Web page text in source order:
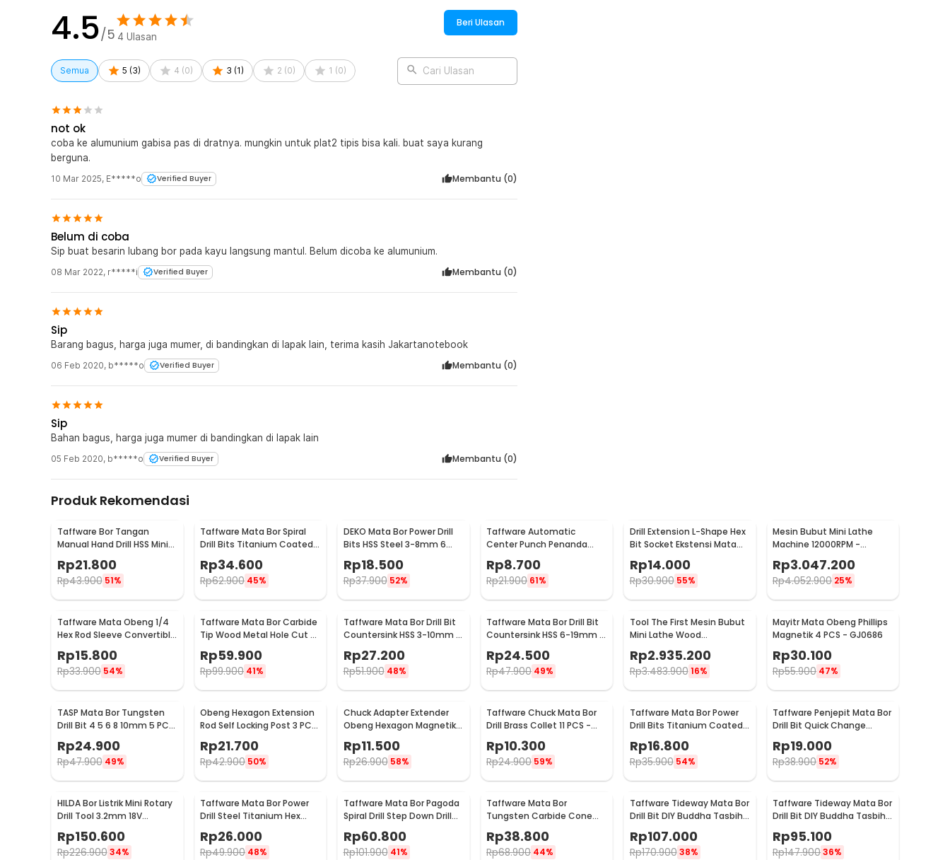
4.5/5 4 Ulasan
Beri Ulasan
Semua 5 (3) 4 (0) 3 (1) 2 (0) 1 (0) Cari Ulasan
not ok
coba ke alumunium gabisa pas di dratnya. mungkin untuk plat2 tipis bisa kali. buat saya kurang
berguna.
10 Mar 2025, E*****o Verified Buyer Membantu (0)
Belum di coba
Sip buat besarin lubang bor pada kayu langsung mantul. Belum dicoba ke alumunium.
08 Mar 2022, r*****i Verified Buyer Membantu (0)
Sip
Barang bagus, harga juga mumer, di bandingkan di lapak lain, terima kasih Jakartanotebook
06 Feb 2020, b*****o Verified Buyer Membantu (0)
Sip
Bahan bagus, harga juga mumer di bandingkan di lapak lain
05 Feb 2020, b*****o Verified Buyer Membantu (0)
Produk Rekomendasi
Taffware Bor Tangan
Manual Hand Drill HSS Mini
dengan 10 Mata Bor - 3003
Rp21.800
Rp43.900 51%
Taffware Mata Bor Spiral
Drill Bits Titanium Coated 3
Rp34.600
Rp62.900 45%
DEKO Mata Bor Power Drill
Bits HSS Steel 3-8mm 6
PCS - DW1369
Rp18.500
Rp37.900 52%
Taffware Automatic
Center Punch Penanda
Titik Bor
Rp8.700
Rp21.900 61%
Drill Extension L-Shape Hex
Bit Socket Ekstensi Mata
Rp14.000
Rp30.900 55%
Mesin Bubut Mini Lathe
Machine 12000RPM -
TZ20002MR
Rp3.047.200
Rp4.052.900 25%
Taffware Mata Obeng 1/4
Hex Rod Sleeve Convertible
Joints 8 PCS
Rp15.800
Rp33.900 54%
Taffware Mata Bor Carbide
Tip Wood Metal Hole Cut 5
Rp59.900
Rp99.900 41%
Taffware Mata Bor Drill Bit
Countersink HSS 3-10mm 7
Rp27.200
Rp51.900 48%
Taffware Mata Bor Drill Bit
Countersink HSS 6-19mm 6
Rp24.500
Rp47.900 49%
Tool The First Mesin Bubut
Mini Lathe Wood
Metalworking 60W -
TZ20002MG
Rp2.935.200
Rp3.483.900 16%
Mayitr Mata Obeng Phillips
Magnetik 4 PCS - GJ0686
Rp30.100
Rp55.900 47%
TASP Mata Bor Tungsten
Drill Bit 4 5 6 8 10mm 5 PCS
Rp24.900
Rp47.900 49%
Obeng Hexagon Extension
Rod Self Locking Post 3 PCS
Rp21.700
Rp42.900 50%
Chuck Adapter Extender
Obeng Hexagon Magnetik
Rp11.500
Rp26.900 58%
Taffware Chuck Mata Bor
Drill Brass Collet 11 PCS -
Rp10.300
Rp24.900 59%
Taffware Mata Bor Power
Drill Bits Titanium Coated
50 PCS - DW1361
Rp16.800
Rp35.900 54%
Taffware Penjepit Mata Bor
Drill Bit Quick Change
Rp19.000
Rp38.900 52%
HILDA Bor Listrik Mini Rotary
Drill Tool 3.2mm 18V
18000RPM - JD5202
Rp150.600
Rp226.900 34%
Taffware Mata Bor Power
Drill Steel Titanium Hex
Shank 13 PCS - SV-VDB13
Rp26.000
Rp49.900 48%
Taffware Mata Bor Pagoda
Spiral Drill Step Down Drill
Bit Tipe 2 5 PCS - BIHH463A
Rp60.800
Rp101.900 41%
Taffware Mata Bor
Tungsten Carbide Cone
Spiral Bits 10 PCS - GJ0106
Rp38.800
Rp68.900 44%
Taffware Tideway Mata Bor
Drill Bit DIY Buddha Tasbih
Rp107.000
Rp170.900 38%
Taffware Tideway Mata Bor
Drill Bit DIY Buddha Tasbih
Rp95.100
Rp147.90036%